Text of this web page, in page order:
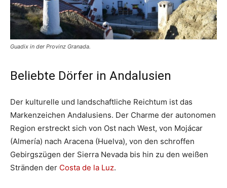
Guadix in der Provinz Granada.
Beliebte Dörfer in Andalusien
Der kulturelle und landschaftliche Reichtum ist das
Markenzeichen Andalusiens. Der Charme der autonomen
Region erstreckt sich von Ost nach West, von Mojácar
(Almería) nach Aracena (Huelva), von den schroffen
Gebirgszügen der Sierra Nevada bis hin zu den weißen
Stränden der Costa de la Luz.